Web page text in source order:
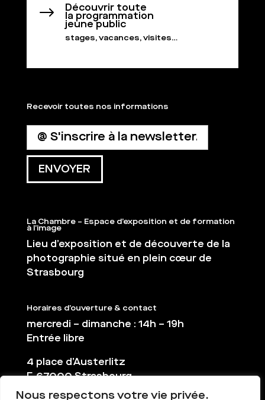
Nous respectons votre vie privée.
$ Découvrir toute
la programmation
jeune public
stages, vacances, visites…
Recevoir toutes nos informations
La Chambre – Espace d’exposition et de formation
à l’image
Lieu d’exposition et de découverte de la
photographie situé en plein cœur de
Strasbourg
Horaires d’ouverture & contact
mercredi – dimanche : 14h – 19h
Entrée libre
4 place d’Austerlitz
F-67000 Strasbourg